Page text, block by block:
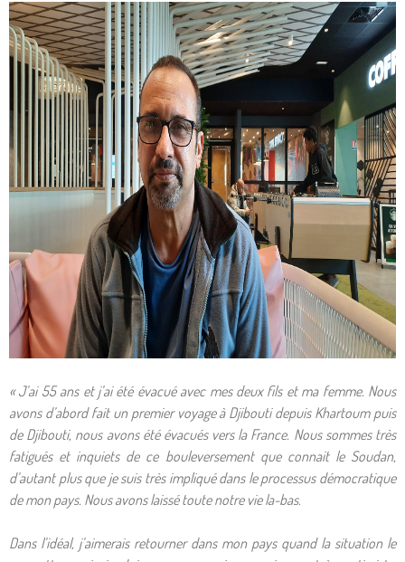
« J’ai 55 ans et j’ai été évacué avec mes deux fils et ma femme. Nous
avons d’abord fait un premier voyage à Djibouti depuis Khartoum puis
de Djibouti, nous avons été évacués vers la France. Nous sommes très
fatigués et inquiets de ce bouleversement que connait le Soudan,
d’autant plus que je suis très impliqué dans le processus démocratique
de mon pays. Nous avons laissé toute notre vie la-bas.
Dans l’idéal, j’aimerais retourner dans mon pays quand la situation le